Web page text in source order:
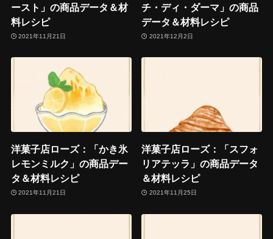
ースト」の商品データ＆材
料レシピ
2021年11月21日
チ・ディ・ダーマ」の商品
データ＆材料レシピ
2021年12月2日
洋菓子店ローズ：「かき氷
レモンミルク」の商品デー
タ＆材料レシピ
2021年11月21日
洋菓子店ローズ：「スフォ
リアテッラ」の商品データ
＆材料レシピ
2021年11月25日